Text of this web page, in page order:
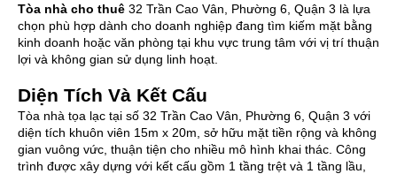
Tòa nhà cho thuê 32 Trần Cao Vân, Phường 6, Quận 3 là lựa
chọn phù hợp dành cho doanh nghiệp đang tìm kiếm mặt bằng
kinh doanh hoặc văn phòng tại khu vực trung tâm với vị trí thuận
lợi và không gian sử dụng linh hoạt.
Diện Tích Và Kết Cấu
Tòa nhà tọa lạc tại số 32 Trần Cao Vân, Phường 6, Quận 3 với
diện tích khuôn viên 15m x 20m, sở hữu mặt tiền rộng và không
gian vuông vức, thuận tiện cho nhiều mô hình khai thác. Công
trình được xây dựng với kết cấu gồm 1 tầng trệt và 1 tầng lầu,